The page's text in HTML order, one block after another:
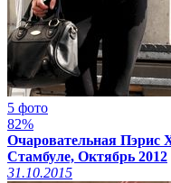
5 фото
82%
Очаровательная Пэрис
Стамбуле, Октябрь 2012
31.10.2015